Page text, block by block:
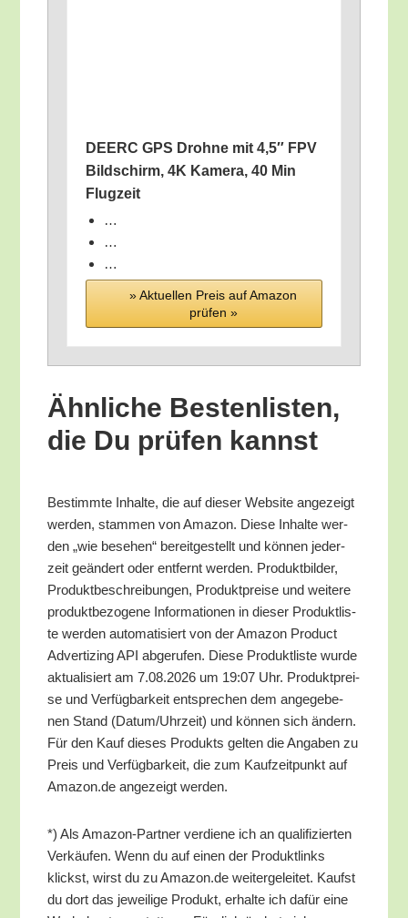
DEERC GPS Droh­ne mit 4,5″ FPV
Bild­schirm, 4K Kame­ra, 40 Min
Flugzeit
…
…
…
» Aktu­el­len Preis auf Ama­zon
prü­fen »
Ähn­li­che Bes­ten­lis­ten,
die Du prü­fen kannst
Bestimm­te Inhal­te, die auf die­ser Web­site ange­zeigt
wer­den, stam­men von Ama­zon. Die­se Inhal­te wer­
den „wie bese­hen“ bereit­ge­stellt und kön­nen jeder­
zeit geän­dert oder ent­fernt wer­den. Pro­dukt­bil­der,
Pro­dukt­be­schrei­bun­gen, Pro­dukt­prei­se und wei­te­re
pro­dukt­be­zo­ge­ne Infor­ma­tio­nen in die­ser Pro­dukt­lis­
te wer­den auto­ma­ti­siert von der Ama­zon Pro­duct
Adver­tiz­ing API abge­ru­fen. Die­se Pro­dukt­lis­te wur­de
aktua­li­siert am 7.08.2026 um 19:07 Uhr. Pro­dukt­prei­
se und Ver­füg­bar­keit ent­spre­chen dem ange­ge­be­
nen Stand (Datum/​Uhrzeit) und kön­nen sich ändern.
Für den Kauf die­ses Pro­dukts gel­ten die Anga­ben zu
Preis und Ver­füg­bar­keit, die zum Kauf­zeit­punkt auf
Amazon.de ange­zeigt werden.
*) Als Ama­zon-Part­ner ver­die­ne ich an qua­li­fi­zier­ten
Ver­käu­fen. Wenn du auf einen der Pro­dukt­links
klickst, wirst du zu Amazon.de wei­ter­ge­lei­tet. Kaufst
du dort das jewei­li­ge Pro­dukt, erhal­te ich dafür eine